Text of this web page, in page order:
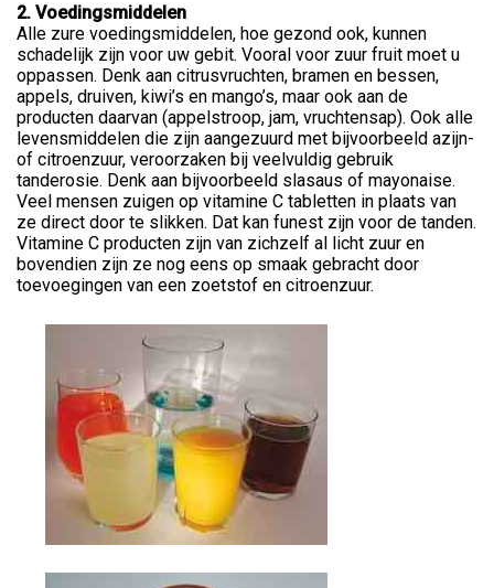
2. Voedingsmiddelen
Alle zure voedingsmiddelen, hoe gezond ook, kunnen
schadelijk zijn voor uw gebit. Vooral voor zuur fruit moet u
oppassen. Denk aan citrusvruchten, bramen en bessen,
appels, druiven, kiwi’s en mango’s, maar ook aan de
producten daarvan (appelstroop, jam, vruchtensap). Ook alle
levensmiddelen die zijn aangezuurd met bijvoorbeeld azijn-
of citroenzuur, veroorzaken bij veelvuldig gebruik
tanderosie. Denk aan bijvoorbeeld slasaus of mayonaise.
Veel mensen zuigen op vitamine C tabletten in plaats van
ze direct door te slikken. Dat kan funest zijn voor de tanden.
Vitamine C producten zijn van zichzelf al licht zuur en
bovendien zijn ze nog eens op smaak gebracht door
toevoegingen van een zoetstof en citroenzuur.